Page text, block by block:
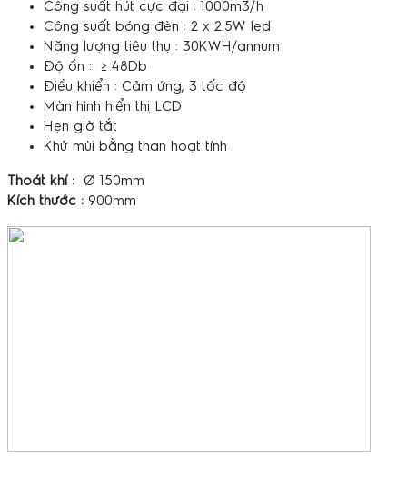
Công suất hút cực đại : 1000m3/h
Công suất bóng đèn : 2 x 2.5W led
Năng lượng tiêu thụ : 30KWH/annum
Độ ồn : ≥ 48Db
Điều khiển : Cảm ứng, 3 tốc độ
Màn hình hiển thị LCD
Hẹn giờ tắt
Khử mùi bằng than hoạt tính
Thoát khí :Ø 150mm
Kích thước :900mm